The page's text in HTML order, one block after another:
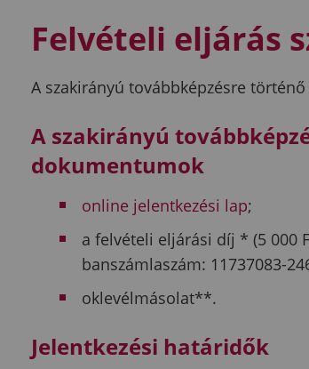
Felvételi eljárás
A szakirányú továbbképzésre
A szakirányú
dokumentumok
online jelentkezési lap;
a felvételi eljárási díj * (5 000
banszámlaszám: 11737083-
oklevélmásolat**.
Jelentkezési határidők